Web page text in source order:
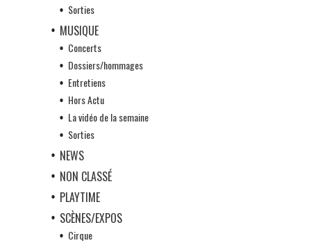
Sorties
MUSIQUE
Concerts
Dossiers/hommages
Entretiens
Hors Actu
La vidéo de la semaine
Sorties
NEWS
NON CLASSÉ
PLAYTIME
SCÈNES/EXPOS
Cirque